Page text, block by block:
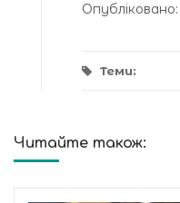
Опубліковано:
Теми:
Читайте також: